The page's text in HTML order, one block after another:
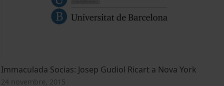
Immaculada Socias: Josep Gudiol Ricart a Nova York
24 novembre, 2015